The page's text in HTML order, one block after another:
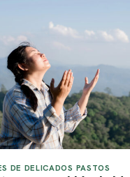
DE DELICADOS PASTOS